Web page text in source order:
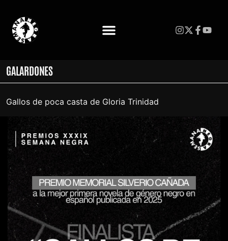
GALARDONES
Gallos de poca casta de Gloria Trinidad